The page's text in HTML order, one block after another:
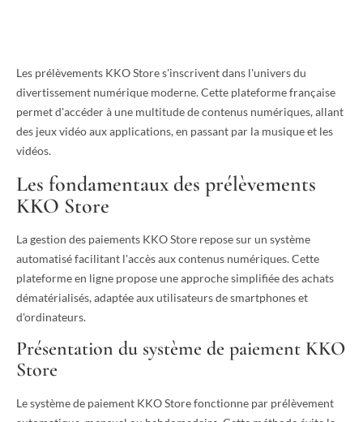
Les prélèvements KKO Store s'inscrivent dans l'univers du
divertissement numérique moderne. Cette plateforme française
permet d'accéder à une multitude de contenus numériques, allant
des jeux vidéo aux applications, en passant par la musique et les
vidéos.
Les fondamentaux des prélèvements
KKO Store
La gestion des paiements KKO Store repose sur un système
automatisé facilitant l'accès aux contenus numériques. Cette
plateforme en ligne propose une approche simplifiée des achats
dématérialisés, adaptée aux utilisateurs de smartphones et
d'ordinateurs.
Présentation du système de paiement KKO
Store
Le système de paiement KKO Store fonctionne par prélèvement